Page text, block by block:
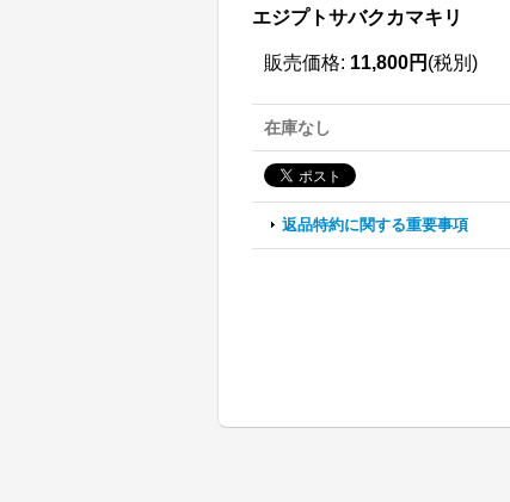
エジプトサバクカマキリ
販売価格: 11,800円 (税別)
在庫なし
返品特約に関する重要事項